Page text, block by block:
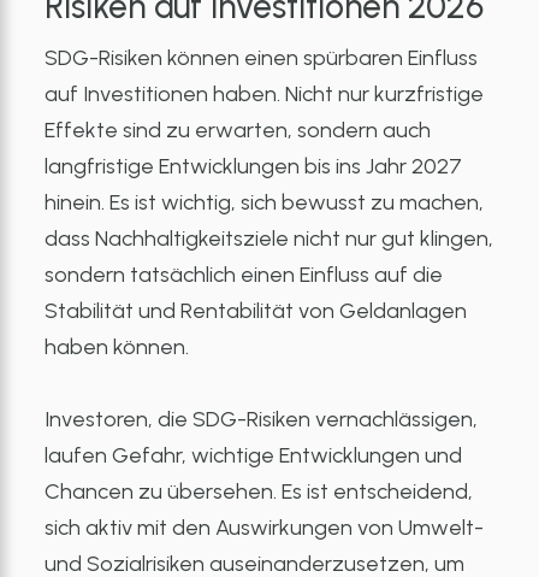
SDG-Risiken können einen spürbaren Einfluss
auf Investitionen haben. Nicht nur kurzfristige
Effekte sind zu erwarten, sondern auch
langfristige Entwicklungen bis ins Jahr 2027
hinein. Es ist wichtig, sich bewusst zu machen,
dass Nachhaltigkeitsziele nicht nur gut klingen,
sondern tatsächlich einen Einfluss auf die
Stabilität und Rentabilität von Geldanlagen
haben können.
Investoren, die SDG-Risiken vernachlässigen,
laufen Gefahr, wichtige Entwicklungen und
Chancen zu übersehen. Es ist entscheidend,
sich aktiv mit den Auswirkungen von Umwelt-
und Sozialrisiken auseinanderzusetzen, um